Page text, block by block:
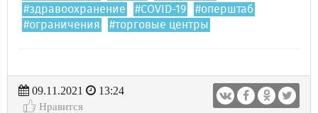
#здравоохранение
#COVID-19
#оперштаб
#ограничения
#торговые центры
09.11.2021
13:24
Нравится